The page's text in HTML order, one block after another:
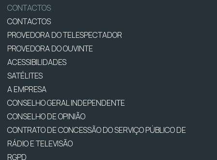
CONTACTOS
CONTACTOS
PROVEDORA DO TELESPECTADOR
PROVEDORA DO OUVINTE
ACESSIBILIDADES
SATÉLITES
A EMPRESA
CONSELHO GERAL INDEPENDENTE
CONSELHO DE OPINIÃO
CONTRATO DE CONCESSÃO DO SERVIÇO PÚBLICO DE
RÁDIO E TELEVISÃO
RGPD